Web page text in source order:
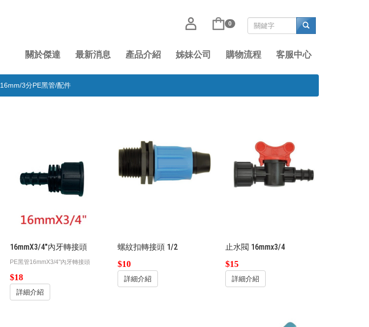
0
關於傑達 最新消息 產品介紹 姊妹公司 購物流程 客服中心
16mm/3分PE黑管/配件
16mmX3/4"內牙轉接頭
PE黑管16mmX3/4"內牙轉接頭
$18
詳細介紹
螺紋扣轉接頭 1/2
$10
詳細介紹
止水閥 16mmx3/4
$15
詳細介紹